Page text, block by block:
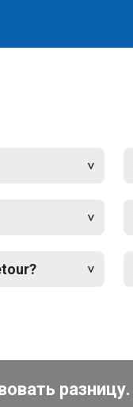
разницу.